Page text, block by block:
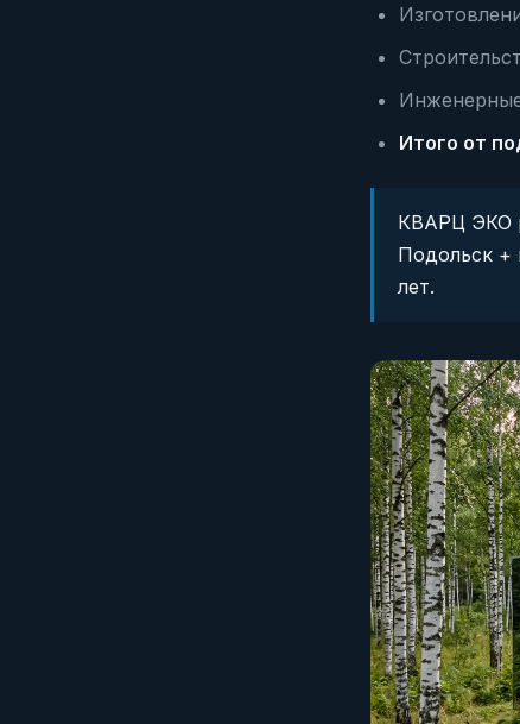
Итого от
КВАРЦ ЭКО
Подольск +
лет.